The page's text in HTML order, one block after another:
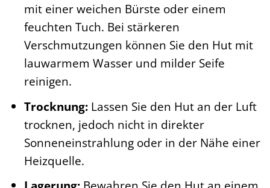
mit einer weichen Bürste oder einem
feuchten Tuch. Bei stärkeren
Verschmutzungen können Sie den Hut mit
lauwarmem Wasser und milder Seife
reinigen.
Trocknung:Lassen Sie den Hut an der Luft
trocknen, jedoch nicht in direkter
Sonneneinstrahlung oder in der Nähe einer
Heizquelle.